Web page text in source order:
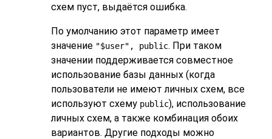
схем пуст, выдаётся ошибка.
По умолчанию этот параметр имеет
значение "$user", public. При таком
значении поддерживается совместное
использование базы данных (когда
пользователи не имеют личных схем, все
используют схему public), использование
личных схем, а также комбинация обоих
вариантов. Другие подходы можно